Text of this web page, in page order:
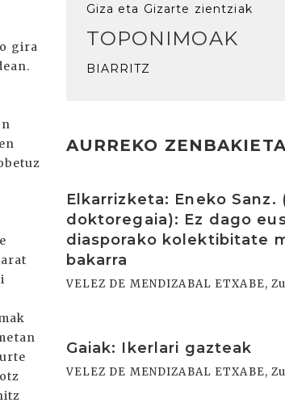
gira
Giza eta Gizarte zientziak
TOPONIMOAK
BIARRITZ
AURREKO
Elkarrizketa: Eneko Sanz.
doktoregaia): Ez dago
diasporako kolektibitate
bakarra
VELEZ DE MENDIZABAL ETXABE,
Gaiak: Ikerlari gazteak
VELEZ DE MENDIZABAL ETXABE,